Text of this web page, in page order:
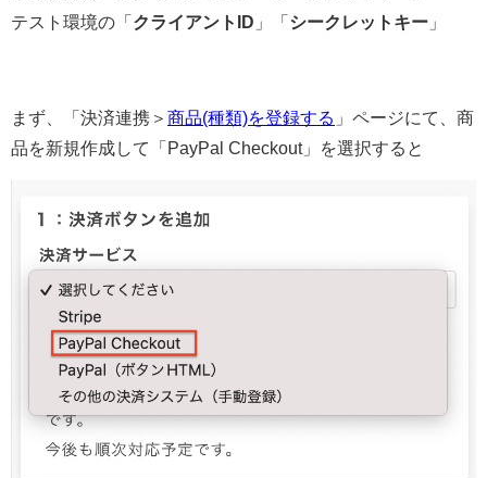
テスト環境の「 クライアントID 」「 シークレットキー 」
まず、「決済連携＞ 商品(種類)を登録する 」ページにて、商
品を新規作成して「PayPal Checkout」を選択すると